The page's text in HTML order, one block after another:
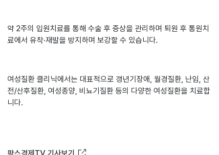
약 2주의 입원치료를 통해 수술 후 증상을 관리하며 퇴원 후 통원치
료에서 유착·재발을 방지하며 보강할 수 있습니다.
여성질환 클리닉에서는 대표적으로 갱년기장애, 월경질환, 난임, 산
전/산후질환, 여성종양, 비뇨기질환 등의 다양한 여성질환을 치료합
니다.
새창열림